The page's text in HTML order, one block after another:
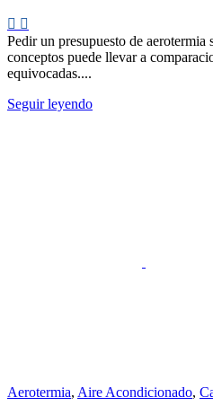
Pedir un presupuesto de aerotermia
conceptos puede llevar a
equivocadas....
Seguir leyendo
Aerotermia, Aire Acondicionado,